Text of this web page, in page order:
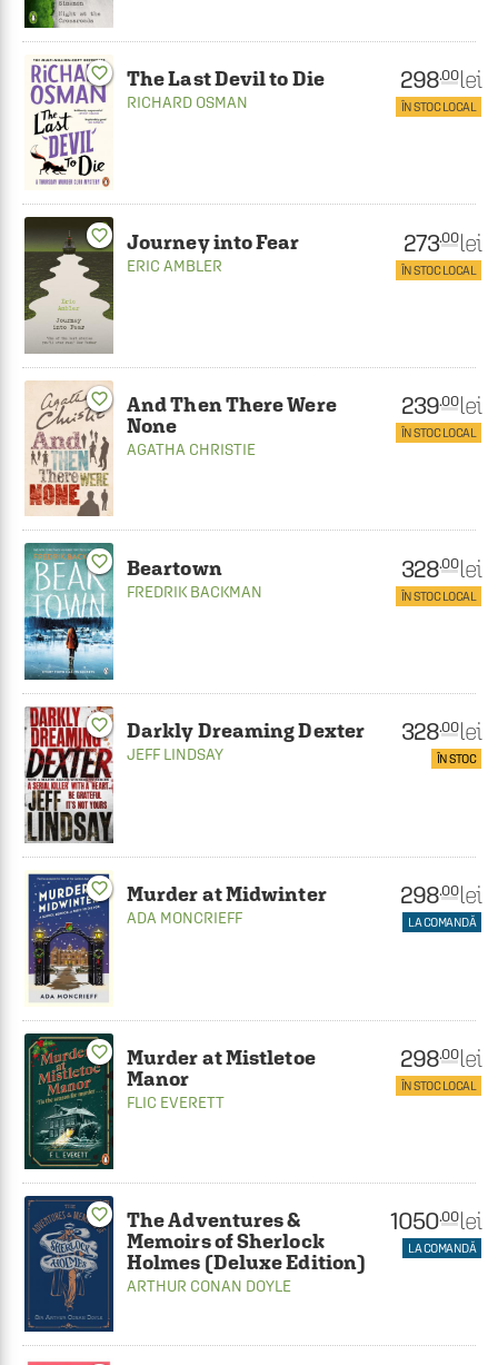
favorite_border The Last Devil to Die
RICHARD OSMAN
298.00 lei
ÎN STOC LOCAL
favorite_border Journey into Fear
ERIC AMBLER
273.00 lei
ÎN STOC LOCAL
favorite_border
And Then There Were
None
AGATHA CHRISTIE
239.00 lei
ÎN STOC LOCAL
favorite_border Beartown
FREDRIK BACKMAN
328.00 lei
ÎN STOC LOCAL
favorite_border Darkly Dreaming Dexter
JEFF LINDSAY
328.00 lei
ÎN STOC
favorite_border Murder at Midwinter
ADA MONCRIEFF
298.00 lei
LA COMANDĂ
favorite_border
Murder at Mistletoe
Manor
FLIC EVERETT
298.00 lei
ÎN STOC LOCAL
favorite_border
The Adventures &
Memoirs of Sherlock
Holmes (Deluxe Edition)
ARTHUR CONAN DOYLE
1050.00 lei
LA COMANDĂ